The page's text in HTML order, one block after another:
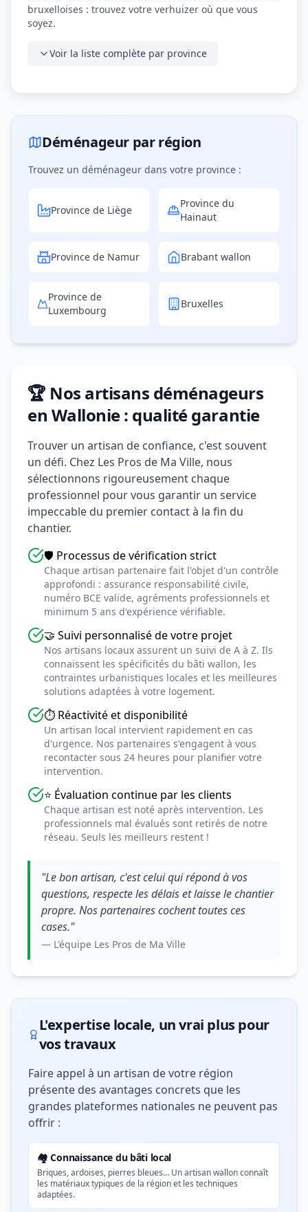
bruxelloises : trouvez votre verhuizer où que vous
soyez.
Voir la liste complète par province
Déménageur par région
Trouvez un déménageur dans votre province :
Province de Liège
Province du
Hainaut
Province de Namur Brabant wallon
Province de
Luxembourg
Bruxelles
🏆 Nos artisans déménageurs
en Wallonie : qualité garantie
Trouver un artisan de confiance, c'est souvent
un défi. Chez Les Pros de Ma Ville, nous
sélectionnons rigoureusement chaque
professionnel pour vous garantir un service
impeccable du premier contact à la fin du
chantier.
🛡️ Processus de vérification strict
Chaque artisan partenaire fait l'objet d'un contrôle
approfondi : assurance responsabilité civile,
numéro BCE valide, agréments professionnels et
minimum 5 ans d'expérience vérifiable.
🤝 Suivi personnalisé de votre projet
Nos artisans locaux assurent un suivi de A à Z. Ils
connaissent les spécificités du bâti wallon, les
contraintes urbanistiques locales et les meilleures
solutions adaptées à votre logement.
⏱️ Réactivité et disponibilité
Un artisan local intervient rapidement en cas
d'urgence. Nos partenaires s'engagent à vous
recontacter sous 24 heures pour planifier votre
intervention.
⭐ Évaluation continue par les clients
Chaque artisan est noté après intervention. Les
professionnels mal évalués sont retirés de notre
réseau. Seuls les meilleurs restent !
"Le bon artisan, c'est celui qui répond à vos
questions, respecte les délais et laisse le chantier
propre. Nos partenaires cochent toutes ces
cases."
— L'équipe Les Pros de Ma Ville
L'expertise locale, un vrai plus pour
vos travaux
Faire appel à un artisan de votre région
présente des avantages concrets que les
grandes plateformes nationales ne peuvent pas
offrir :
🏘️ Connaissance du bâti local
Briques, ardoises, pierres bleues… Un artisan wallon connaît
les matériaux typiques de la région et les techniques
adaptées.